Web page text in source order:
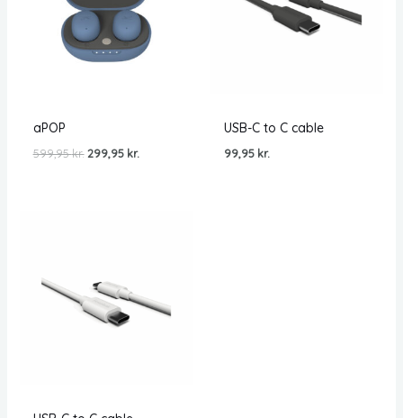
aPOP
599,95kr. Den
299,95 kr.Den
USB-C to C cable
99,95 kr.